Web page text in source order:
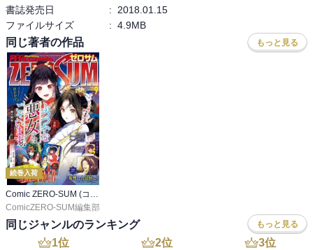
書誌発売日
:
2018.01.15
ファイルサイズ
: 4.9MB
同じ著者の作品 もっと見る
続巻入荷
Comic ZERO-SUM (コミック ゼロサム)
ComicZERO-SUM編集部
同じジャンルのランキング もっと見る
1位 2位 3位